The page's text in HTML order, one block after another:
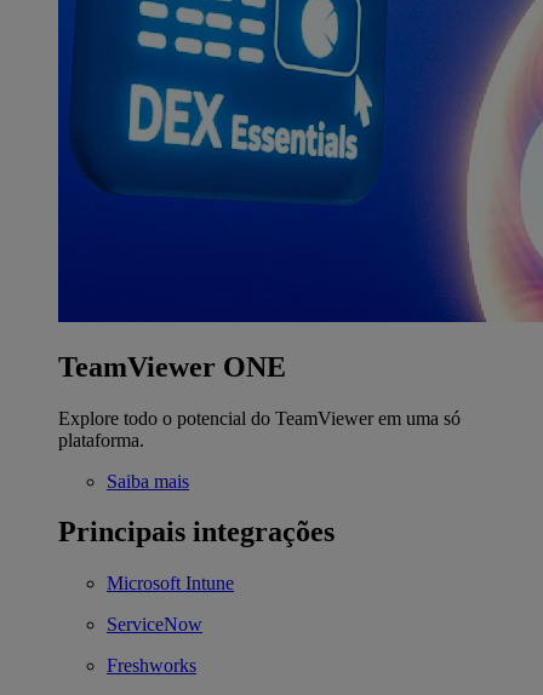
TeamViewer ONE
Explore todo o potencial do TeamViewer em uma só
plataforma.
Saiba mais
Principais integrações
Microsoft Intune
ServiceNow
Freshworks